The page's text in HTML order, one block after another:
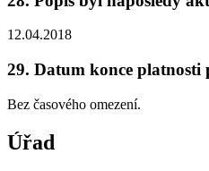
12.04.2018
29. Datum konce platnosti
Bez časového omezení.
Úřad